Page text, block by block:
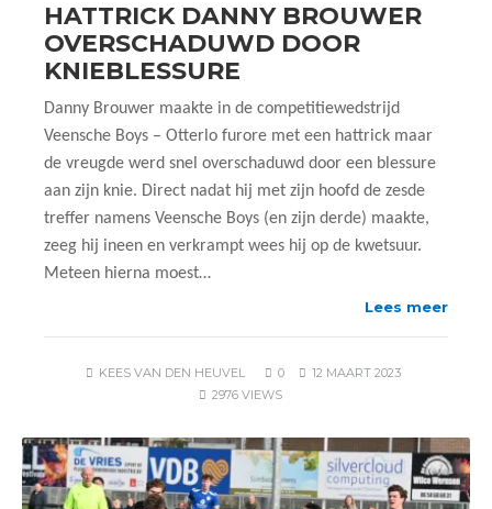
HATTRICK DANNY BROUWER
OVERSCHADUWD DOOR
KNIEBLESSURE
Danny Brouwer maakte in de competitiewedstrijd
Veensche Boys – Otterlo furore met een hattrick maar
de vreugde werd snel overschaduwd door een blessure
aan zijn knie. Direct nadat hij met zijn hoofd de zesde
treffer namens Veensche Boys (en zijn derde) maakte,
zeeg hij ineen en verkrampt wees hij op de kwetsuur.
Meteen hierna moest…
Lees meer
KEES VAN DEN HEUVEL 0
12 MAART 2023
2976 VIEWS